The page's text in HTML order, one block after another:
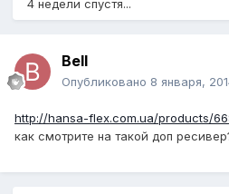
4 недели спустя...
Bell
Опубликовано 8 января,
http://hansa-flex.com.ua/products/
как смотрите на такой доп